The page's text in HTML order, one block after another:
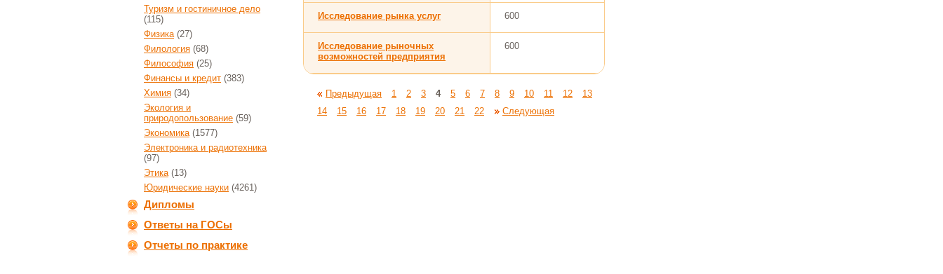
Туризм и гостиничное дело
(115)
Физика(27)
Филология (68)
Философия (25)
Финансы и кредит (383)
Химия (34)
Экология и
природопользование (59)
Экономика(1577)
Электроника и радиотехника
(97)
Этика(13)
Юридические науки (4261)
Дипломы
Ответы на ГОСы
Отчеты по практике
Исследование рынка услуг 600
Исследование рыночных
возможностей предприятия
600
Предыдущая 1 2 3 4 5 6 7 8 9 10 11 12
13
14
15 16 17 18 19 20 21 22 Следующая